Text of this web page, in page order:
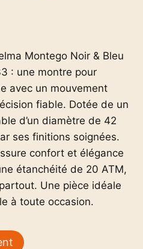
Montego Noir & Bleu
: une montre pour
avec un mouvement
fiable. Dotée de un
d’un diamètre de 42
ses finitions soignées.
confort et élégance
étanchéité de 20 ATM,
Une pièce idéale
à toute occasion.